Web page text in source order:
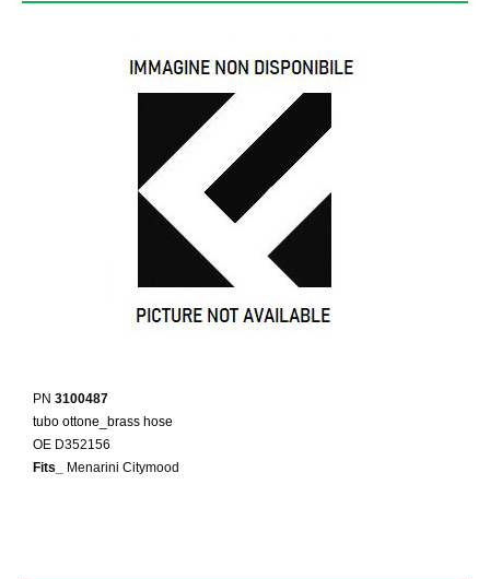
PN 3100487
tubo ottone_brass hose
OE D352156
Fits_
Menarini Citymood